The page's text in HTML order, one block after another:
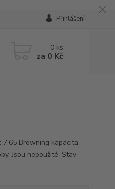
Přihlášení
0 ks
za 0 Kč
7.65 Browning kapacita:
Jsou nepoužité. Stav